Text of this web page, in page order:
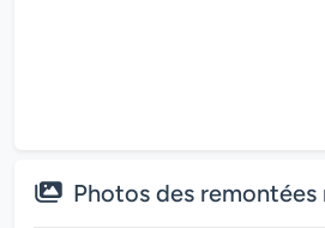
Photos des remontées